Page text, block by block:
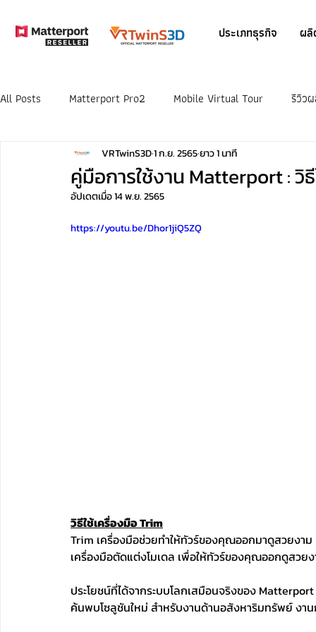
ประเภทธุรกิจ ผ
All Posts Matterport Pro2 Mobile Virtual Tour รีวิว
คู่มือการใช้งาน Matterport : วิ
VRTwinS3D1 ก.ย. 2565ยาว 1 นาที
อัปเดตเมื่อ14 พ.ย. 2565
https://youtu.be/Dhor1jiQ5ZQ
วิธีใช้เครื่องมือ Trim
Trim เครื่องมือช่วยทำให้ทัวร์ของคุณออกมาดูสวยงา
เครื่องมือตัดแต่งโมเดล เพื่อให้ทัวร์ของคุณออกดูสวยง
ประโยชน์ที่ได้จากระบบโลกเสมือนจริงของ
ค้นพบโซลูชันใหม่ สำหรับงานด้านอสังหาริมทรัพย์ งา